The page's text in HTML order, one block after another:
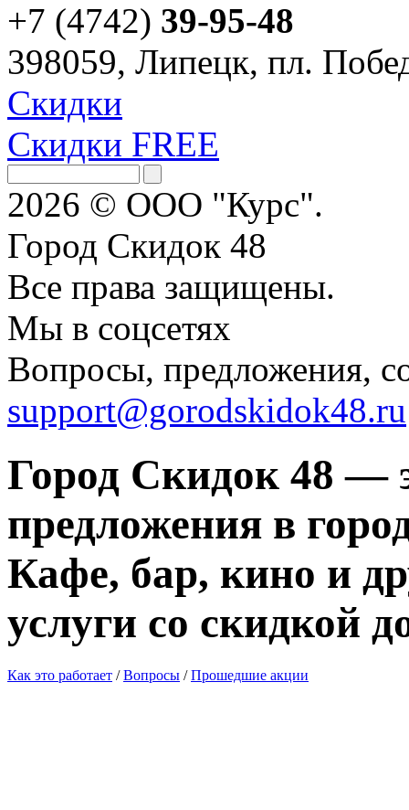
+7 (4742) 39-95-48
398059, Липецк, пл.
Скидки
Скидки FREE
2026 © ООО "Курс".
Город Скидок 48
Все права защищены.
Мы в соцсетях
Вопросы, предложения,
support@gorodskidok48.ru
Город Скидок 48 —
предложения в
Кафе, бар, кино и
услуги со скидкой
Как это работает / Вопросы / Прошедшие акции